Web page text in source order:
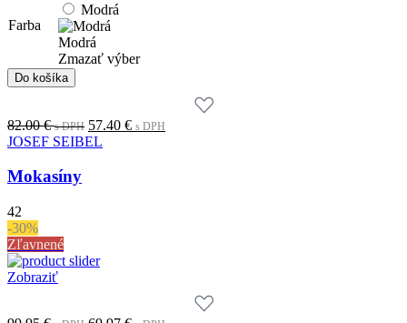
Farba
Modrá
Modrá
Zmazať výber
množstvo
Mokasíny
Do košíka
82.00€s DPH Original
price
57.40 € s DPH
JOSEF SEIBEL
Mokasíny
42
-30%
Zľavnené
Zobraziť